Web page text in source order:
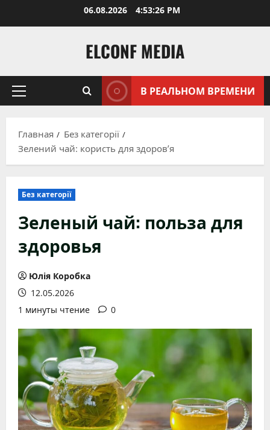
06.08.2026 4:53:27 PM
ELCONF MEDIA
Основное
В РЕАЛЬНОМ ВРЕМЕНИ
Главная
Без категорії
Зелений чай: користь для здоров’я
Без категорії
Зеленый чай: польза для
здоровья
Юлія Коробка
12.05.2026
1 минуты чтение
0